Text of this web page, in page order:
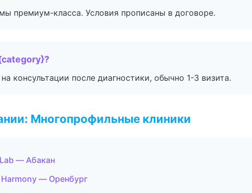
премиум-класса. Условия прописаны в договоре.
консультации после диагностики, обычно 1-3 визита.
Многопрофильные клиники
— Абакан
— Оренбург